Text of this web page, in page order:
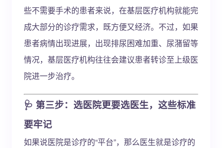
些不需要手术的患者来说，在基层医疗机构就能完
成大部分的诊疗需求，既方便又经济。不过，如果
患者病情出现进展，出现排尿困难加重、尿潴留等
情况，基层医疗机构往往会建议患者转诊至上级医
院进一步治疗。
🩺 第三步：选医院更要选医生，这些标准
要牢记
如果说医院是诊疗的“平台”，那么医生就是诊疗的